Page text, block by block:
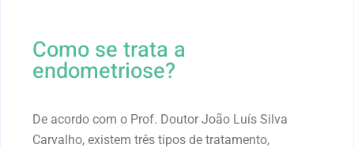
Como se trata a
endometriose?
De acordo com o Prof. Doutor João Luís Silva
Carvalho, existem três tipos de tratamento,